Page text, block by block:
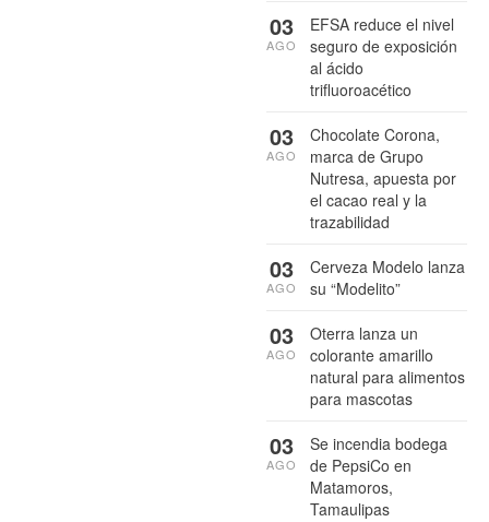
EFSA reduce el nivel
seguro de exposición
al ácido
trifluoroacético
03
AGO
Chocolate Corona,
marca de Grupo
Nutresa, apuesta por
el cacao real y la
trazabilidad
03
AGO
Cerveza Modelo lanza
su “Modelito”
03
AGO
Oterra lanza un
colorante amarillo
natural para alimentos
para mascotas
03
AGO
Se incendia bodega
de PepsiCo en
Matamoros,
Tamaulipas
03
AGO